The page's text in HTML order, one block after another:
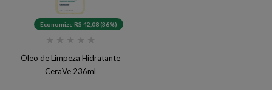
Economize R$ 42,08 (36%)
★ ★ ★ ★ ★
Óleo de Limpeza Hidratante
CeraVe 236ml